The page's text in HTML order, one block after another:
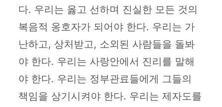
다. 우리는 옳고 선하며 진실한 모든 것의
복음적 옹호자가 되어야 한다. 우리는 가
난하고, 상처받고, 소외된 사람들을 돌봐
야 한다. 우리는 사랑안에서 진리를 말해
야 한다. 우리는 정부관료들에게 그들의
책임을 상기시켜야 한다. 우리는 제자도를